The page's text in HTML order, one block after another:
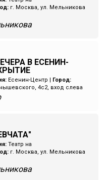
г. Москва, ул. Мельникова
В ЕСЕНИН-
Есенин-Центр
Город:
4с2, вход слева
Театр на
г. Москва, ул. Мельникова